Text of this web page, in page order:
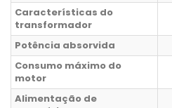
Características do
transformador
Potência absorvida
Consumo máximo do
motor
Alimentação de